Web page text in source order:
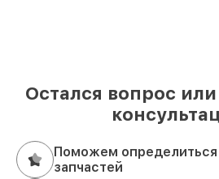
Остался вопрос
Поможем
запчастей